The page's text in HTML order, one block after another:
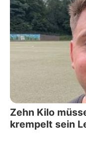
Zehn Kilo
krempelt sein